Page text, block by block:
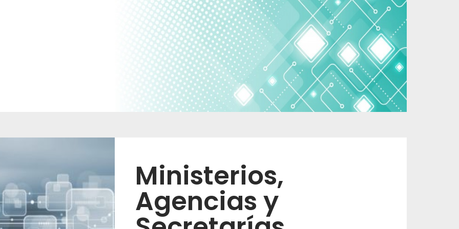
Ministerios,
Agencias y